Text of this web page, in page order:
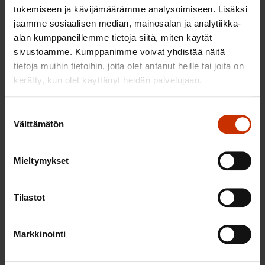
tukemiseen ja kävijämäärämme analysoimiseen. Lisäksi
jaamme sosiaalisen median, mainosalan ja analytiikka-
alan kumppaneillemme tietoja siitä, miten käytät
sivustoamme. Kumppanimme voivat yhdistää näitä
tietoja muihin tietoihin, joita olet antanut heille tai joita on
kerätty, kun olet käyttänyt heidän palvelujaan.
valinta
Välttämätön
Mieltymykset
Tilastot
Markkinointi
Viime vuosina tukuseto on määräaikaisraporttiensa
ohella tehnyt vain yhden yksipäiväisen matkan
Ruotsiin perehtymään palkkanormiin
muodostumiseen. Se oli hyödyllinen matka, joka
ainakin minut vakuutti siitä, että koordinoitu
Työnantajat heikentävät työehtojen koordinaatiota
lakkautetaan, alakohtaisia työehtosopimuksia
vaatimaton informaatio-ohjaus lakkautetaan.